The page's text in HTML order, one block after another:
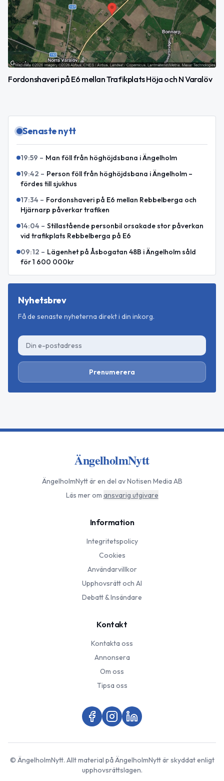
Fordonshaveri på E6 mellan Trafikplats Höja och N Varalöv
Senaste nytt
19:59 – Man föll från höghöjdsbana i Ängelholm
19:42 – Person föll från höghöjdsbana i Ängelholm –
fördes till sjukhus
17:34 – Fordonshaveri på E6 mellan Rebbelberga och
Hjärnarp påverkar trafiken
14:04 – Stillastående personbil orsakade stor påverkan
vid trafikplats Rebbelberga på E6
09:12 – Lägenhet på Åsbogatan 48B i Ängelholm såld
för 1 600 000kr
Nyhetsbrev
Få de senaste nyheterna direkt i din inkorg.
Prenumerera
ÄngelholmNytt
ÄngelholmNyttär en del av Notisen Media AB
Läs mer om ansvarig utgivare
Information
Integritetspolicy
Cookies
Användarvillkor
Upphovsrätt och AI
Debatt & Insändare
Kontakt
Kontakta oss
Annonsera
Om oss
Tipsa oss
© ÄngelholmNytt. Allt material påÄngelholmNyttär skyddat enligt
upphovsrättslagen.